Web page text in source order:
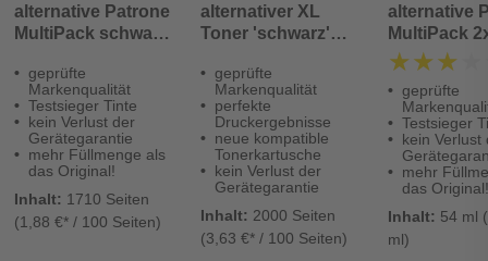
alternative Patrone
MultiPack schwarz
Revolution
geprüfte
Markenqualität
Testsieger Tinte
kein Verlust der
Gerätegarantie
mehr Füllmenge als
das Original!
Inhalt: 1710 Seiten
(1,88 €* / 100 Seiten)
alternativer XL
Toner 'schwarz'
Digital Revolution
geprüfte
Markenqualität
perfekte
Druckergebnisse
neue kompatible
Tonerkartusche
kein Verlust der
Gerätegarantie
Inhalt: 2000 Seiten
(3,63 €* / 100 Seiten)
alternative
MultiPack
schwarz +
54 ml |
- Digital
geprüfte
Testsieger
kein Verlust
mehr
das Original!
Inhalt: 54 ml
ml)